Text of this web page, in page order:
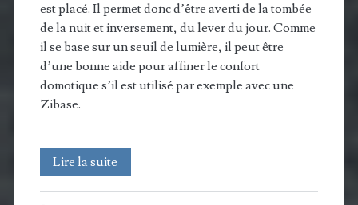
est placé. Il permet donc d’être averti de la tombée
de la nuit et inversement, du lever du jour. Comme
il se base sur un seuil de lumière, il peut être
d’une bonne aide pour affiner le confort
domotique s’il est utilisé par exemple avec une
Zibase.
Lire la suite
de